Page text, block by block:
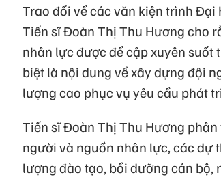
Trao đổi về các văn kiện trình
Tiến sĩ Đoàn Thị Thu Hương cho
nhân lực được đề cập xuyên suốt
biệt là nội dung về xây dựng đội
lượng cao phục vụ yêu cầu phát
Tiến sĩ Đoàn Thị Thu Hương
người và nguồn nhân lực, các dự
lượng đào tạo, bồi dưỡng cán bộ,